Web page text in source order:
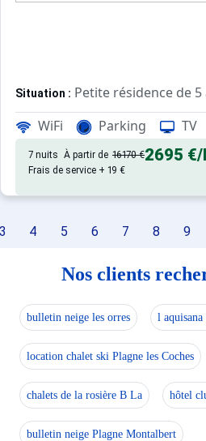
Situation : Petite résidence de
Appartement de particulier :
WiFi Parking TV
7 nuits À partir de 16170 €2695 €/
Frais de service + 19 €
3 4 5 6 7 8 9
Nos clients
bulletin neige les orres l
location chalet ski Plagne les Coches
chalets de la rosière B La hôtel
bulletin neige Plagne Montalbert